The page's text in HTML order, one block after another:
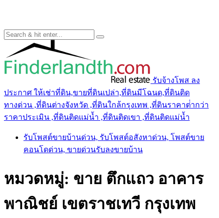
รับจ้างโพส ลง
ประกาศ ให้เช่าที่ดิน,ขายที่ดินเปล่า,ที่ดินมีโฉนด,ที่ดินติด
ทางด่วน ,ที่ดินต่างจังหวัด ,ที่ดินใกล้กรุงเทพ ,ที่ดินราคาต่ํากว่า
ราคาประเมิน ,ที่ดินติดแม่น้ำ ,ที่ดินติดเขา ,ที่ดินติดแม่น้ำ
รับโพสต์ขายบ้านด่วน, รับโพสต์อสังหาด่วน, โพสต์ขาย
คอนโดด่วน, ขายด่วนรับลงขายบ้าน
หมวดหมู่: ขาย ตึกแถว อาคาร
พาณิชย์ เขตราชเทวี กรุงเทพ